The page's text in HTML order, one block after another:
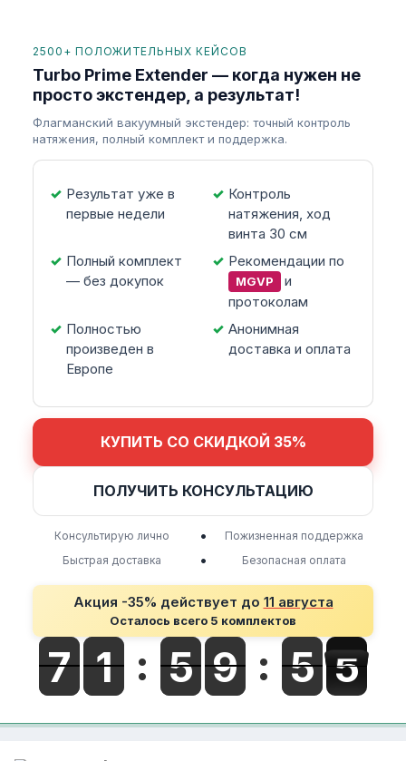
2500+ ПОЛОЖИТЕЛЬНЫХ КЕЙСОВ
Turbo Prime Extender — когда нужен не
просто экстендер, а результат!
Флагманский вакуумный экстендер: точный контроль
натяжения, полный комплект и поддержка.
Результат уже в
первые недели
Контроль
натяжения, ход
винта 30 см
Полный комплект
— без докупок
Рекомендации по
MGVP
и
протоколам
Полностью
произведен в
Европе
Анонимная
доставка и оплата
КУПИТЬ СО СКИДКОЙ 35%
ПОЛУЧИТЬ КОНСУЛЬТАЦИЮ
Консультирую лично •
Пожизненная поддержка
Быстрая доставка
• Безопасная оплата
Акция -35% действует до 11 августа
Осталось всего 5 комплектов